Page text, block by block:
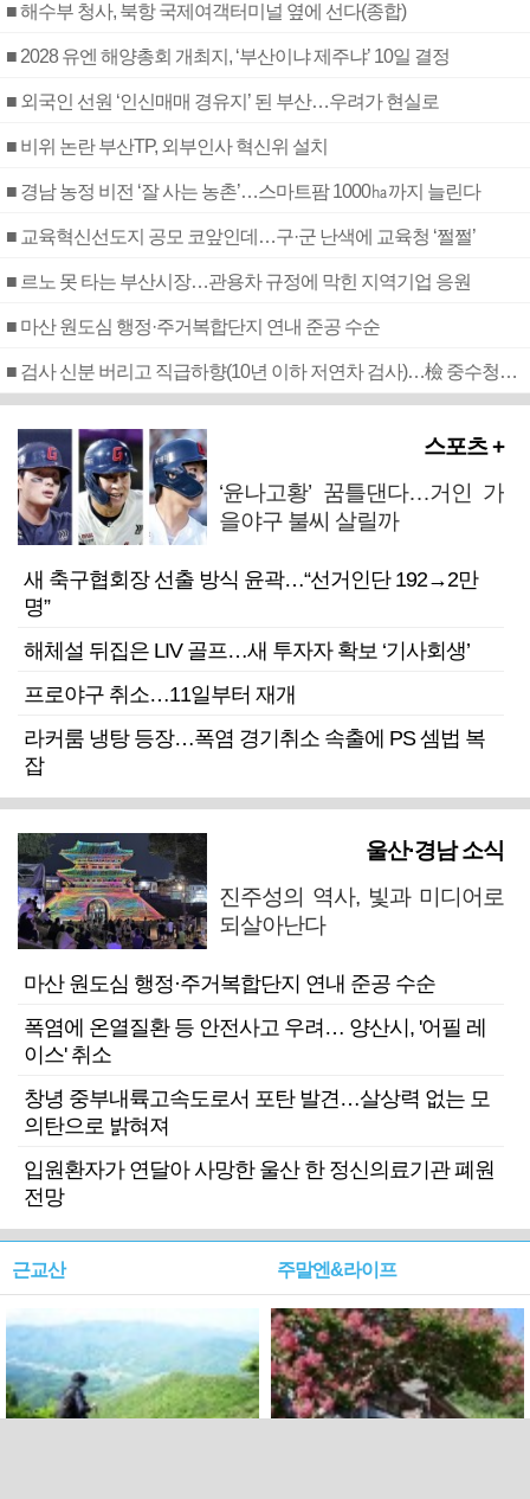
■ 해수부 청사, 북항 국제여객터미널 옆에 선다(종합)
■ 2028 유엔 해양총회 개최지, ‘부산이냐 제주냐’ 10일 결정
■ 외국인 선원 ‘인신매매 경유지’ 된 부산…우려가 현실로
■ 비위 논란 부산TP, 외부인사 혁신위 설치
■ 경남 농정 비전 ‘잘 사는 농촌’…스마트팜 1000㏊까지 늘린다
■ 교육혁신선도지 공모 코앞인데…구·군 난색에 교육청 ‘쩔쩔’
■ 르노 못 타는 부산시장…관용차 규정에 막힌 지역기업 응원
■ 마산 원도심 행정·주거복합단지 연내 준공 수순
■ 검사 신분 버리고 직급하향(10년 이하 저연차 검사)…檢 중수청행 기피
스포츠 +
‘윤나고황’ 꿈틀댄다…거인 가
을야구 불씨 살릴까
새 축구협회장 선출 방식 윤곽…“선거인단 192→2만
명”
해체설 뒤집은 LIV 골프…새 투자자 확보 ‘기사회생’
프로야구 취소…11일부터 재개
라커룸 냉탕 등장…폭염 경기취소 속출에 PS 셈법 복
잡
울산·경남 소식
진주성의 역사, 빛과 미디어로
되살아난다
마산 원도심 행정·주거복합단지 연내 준공 수순
폭염에 온열질환 등 안전사고 우려… 양산시, '어필 레
이스' 취소
창녕 중부내륙고속도로서 포탄 발견…살상력 없는 모
의탄으로 밝혀져
입원환자가 연달아 사망한 울산 한 정신의료기관 폐원
전망
근교산 주말엔&라이프